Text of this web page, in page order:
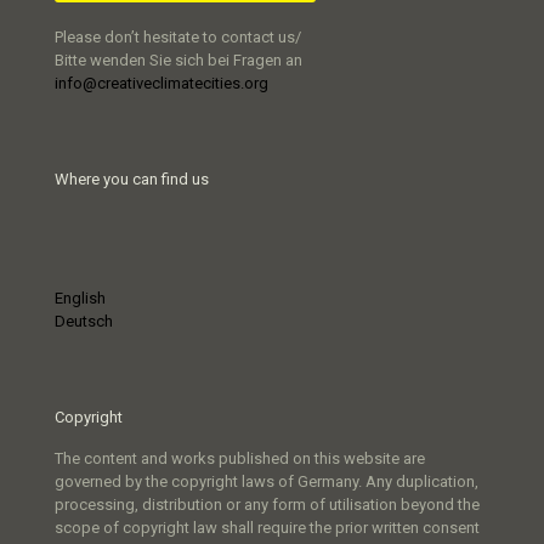
Please don’t hesitate to contact us/
Bitte wenden Sie sich bei Fragen an
info@creativeclimatecities.org
Where you can find us
English
Deutsch
Copyright
The content and works published on this website are
governed by the copyright laws of Germany. Any duplication,
processing, distribution or any form of utilisation beyond the
scope of copyright law shall require the prior written consent